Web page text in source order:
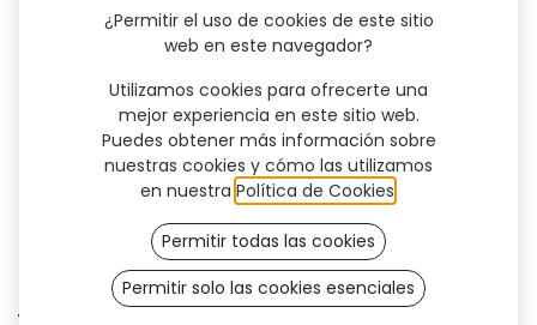
Atlantis (TT)
¿Permitir el uso de cookies de este sitio
web en este navegador?
Utilizamos cookies para ofrecerte una
mejor experiencia en este sitio web.
Puedes obtener más información sobre
nuestras cookies y cómo las utilizamos
en nuestra Política de Cookies
Permitir todas las cookies
Permitir solo las cookies esenciales